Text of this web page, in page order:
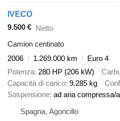
IVECO
9.500 € Netto
Camion centinato
2006
1.269.000 km
Euro 4
Potenza 280 HP (206 kW)
Capacità di carico 9.285 kg
Sospensione ad aria compressa/
Spagna, Agoncillo